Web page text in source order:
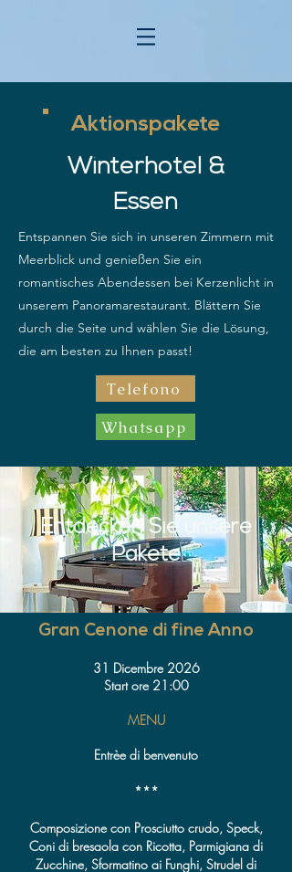
Aktionspakete
Winterhotel &
Essen
Entspannen Sie sich in unseren Zimmern mit
Meerblick und genießen Sie ein
romantisches Abendessen bei Kerzenlicht in
unserem Panoramarestaurant. Blättern Sie
durch die Seite und wählen Sie die Lösung,
die am besten zu Ihnen passt!
Telefono
Whatsapp
Gran Cenone di fine Anno
31 Dicembre 2026
Start ore 21:00
MENU
Entrèe di benvenuto
***
Composizione con Prosciutto crudo, Speck,
Coni di bresaola con Ricotta, Parmigiana di
Zucchine, Sformatino ai Funghi, Strudel di
Entdecken Sie unsere
Pakete